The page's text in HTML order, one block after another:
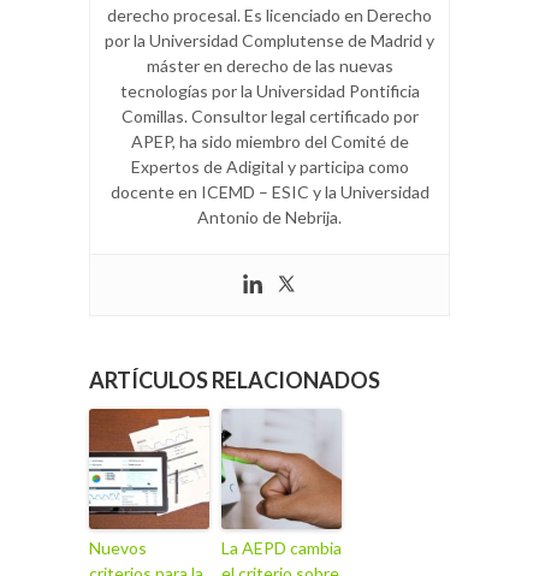
derecho procesal. Es licenciado en Derecho
por la Universidad Complutense de Madrid y
máster en derecho de las nuevas
tecnologías por la Universidad Pontificia
Comillas. Consultor legal certificado por
APEP, ha sido miembro del Comité de
Expertos de Adigital y participa como
docente en ICEMD – ESIC y la Universidad
Antonio de Nebrija.
ARTÍCULOS RELACIONADOS
Nuevos
La AEPD cambia